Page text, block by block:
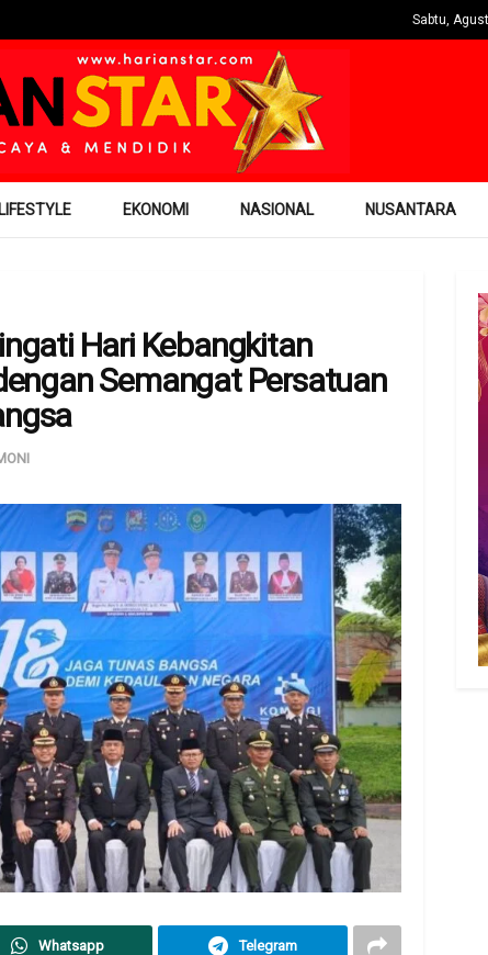
Sabtu,
LIFESTYLE EKONOMI NASIONAL NUSANTARA
Hari Kebangkitan
Semangat Persatuan
Whatsapp Telegram